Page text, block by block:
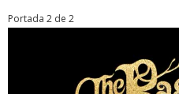
Portada 2 de 2